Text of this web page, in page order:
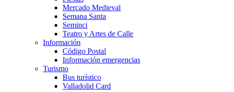
Mercado Medieval
Semana Santa
Seminci
Teatro y Artes de Calle
Información
Código Postal
Información emergencias
Turismo
Bus turístico
Valladolid Card